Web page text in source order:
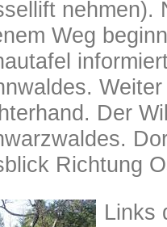
nehmen).
Weg
Der
Richtung
Links